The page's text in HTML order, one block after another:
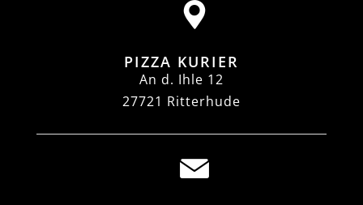
PIZZA KURIER
An d. Ihle 12
27721 Ritterhude